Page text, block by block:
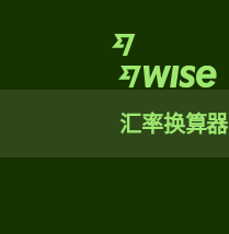
汇率换算器